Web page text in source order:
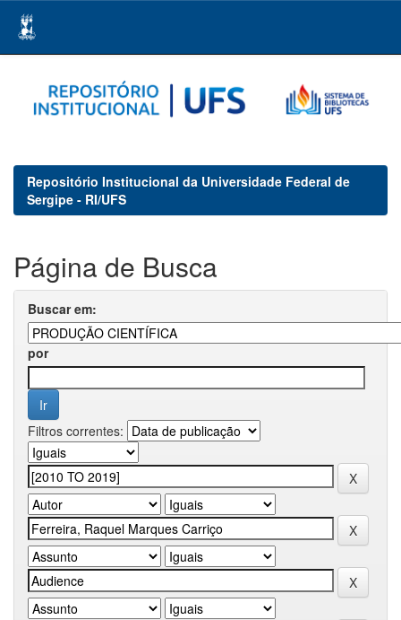
navigation
Repositório Institucional da Universidade Federal de
Sergipe - RI/UFS
Página de Busca
Buscar em:
por
Filtros correntes: